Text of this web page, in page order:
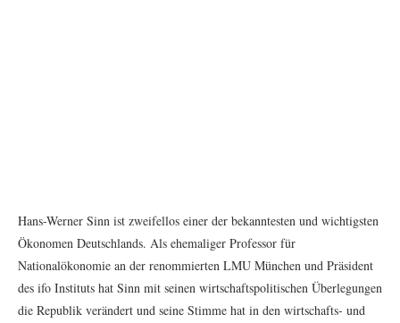
Hans-Werner Sinn ist zweifellos einer der bekanntesten und wichtigsten
Ökonomen Deutschlands. Als ehemaliger Professor für
Nationalökonomie an der renommierten LMU München und Präsident
des ifo Instituts hat Sinn mit seinen wirtschaftspolitischen Überlegungen
die Republik verändert und seine Stimme hat in den wirtschafts- und